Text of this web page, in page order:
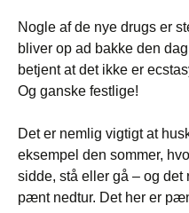
Nogle af de nye drugs er
bliver op ad bakke den
betjent at det ikke er
Og ganske festlige!
Det er nemlig vigtigt at
eksempel den sommer,
sidde, stå eller gå – og det
pænt nedtur. Det her er